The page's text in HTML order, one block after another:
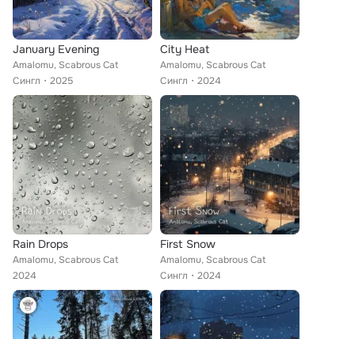
January Evening
Amalomu, Scabrous Cat
Сингл
2025
City Heat
Amalomu, Scabrous Cat
Сингл
2024
Rain Drops
Amalomu, Scabrous Cat
2024
First Snow
Amalomu, Scabrous Cat
Сингл
2024